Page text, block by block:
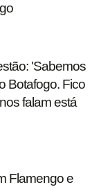
'Sabemos
Botafogo. Fico
falam está
Flamengo e